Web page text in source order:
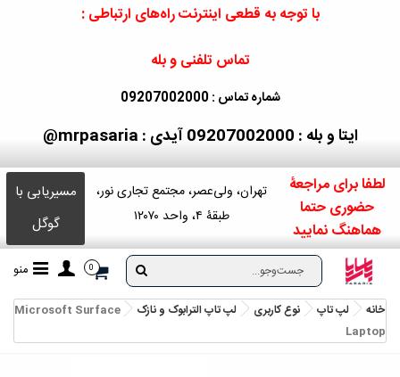
با توجه به قطعی اینترنت راه‌های ارتباطی :
تماس تلفنی و بله
شماره تماس : 09207002000
ایتا و بله : 09207002000 آیدی : mrpasaria@
لطفا برای مراجعۀ
حضوری حتما
هماهنگ نمایید
تهران، ولی‌عصر، مجتمع تجاری نور،
طبقۀ ۴، واحد ۱۲۰۷۰
مسیریابی با
گوگل
0 منو
خانه لپ تاپ نوع کاربری لپ تاپ الترابوک و نازک
Microsoft Surface
Laptop